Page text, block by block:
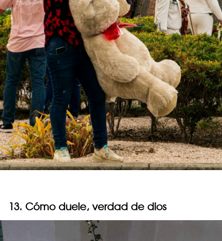
13. Cómo duele, verdad de dios